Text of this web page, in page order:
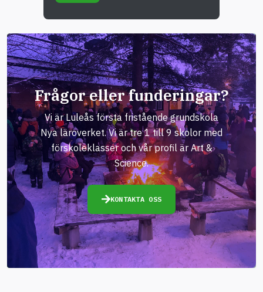
Frågor eller funderingar?
Vi är Luleås första fristående grundskola
Nya läroverket. Vi är tre 1 till 9 skolor med
förskoleklasser och vår profil är Art &
Science.
KONTAKTA OSS